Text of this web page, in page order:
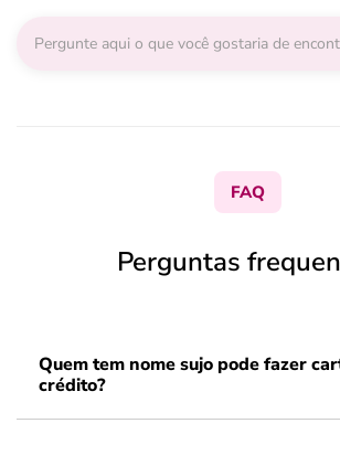
FAQ
Perguntas
Quem tem nome sujo pode fazer
crédito?